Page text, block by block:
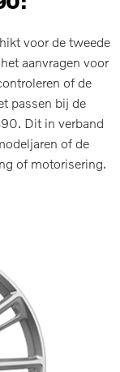
voor de tweede
aanvragen voor
of de
passen bij de
Dit in verband
of de
of motorisering.